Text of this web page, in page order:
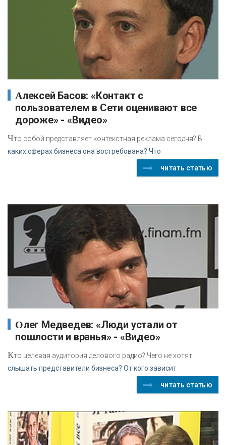
Алексей Басов: «Контакт с
пользователем в Сети оценивают все
дороже» - «Видео»
Что собой представляет контекстная реклама сегодня? В
каких сферах бизнеса она востребована? Что
читать статью
Олег Медведев: «Люди устали от
пошлости и вранья» - «Видео»
Кто целевая аудитория делового радио? Чего не хотят
слышать представители бизнеса? От кого зависит
читать статью